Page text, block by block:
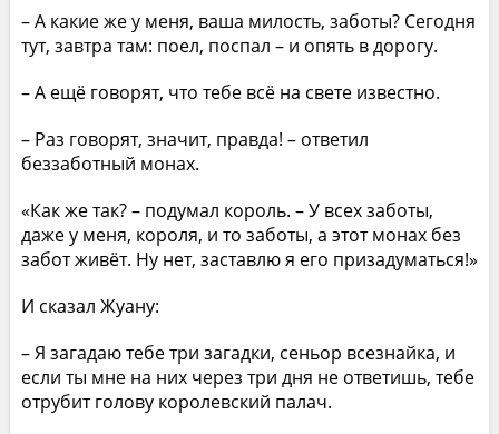
– А какие же у меня, ваша милость, заботы? Сегодня
тут, завтра там: поел, поспал – и опять в дорогу.
– А ещё говорят, что тебе всё на свете известно.
– Раз говорят, значит, правда! – ответил
беззаботный монах.
«Как же так? – подумал король. – У всех заботы,
даже у меня, короля, и то заботы, а этот монах без
забот живёт. Ну нет, заставлю я его призадуматься!»
И сказал Жуану:
– Я загадаю тебе три загадки, сеньор всезнайка, и
если ты мне на них через три дня не ответишь, тебе
отрубит голову королевский палач.